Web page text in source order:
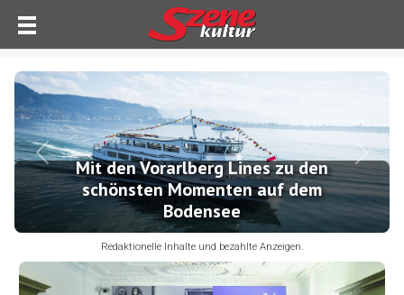
Mit den Vorarlberg Lines zu den
schönsten Momenten auf dem
Bodensee
Previous Next
Redaktionelle Inhalte und bezahlte Anzeigen.